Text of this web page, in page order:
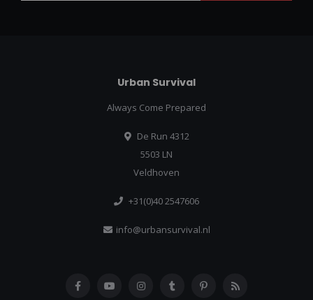
Urban Survival
Always Come Prepared
De Run 4312
5503 LN
Veldhoven
+31(0)40 2547606
info@urbansurvival.nl